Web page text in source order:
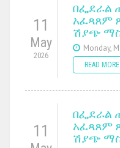
11
May
2026
በፌደራል
አፈጻጸም
ሽያጭ
Monday,
READ MORE
11
በፌደራል
አፈጻጸም
ሽያጭ